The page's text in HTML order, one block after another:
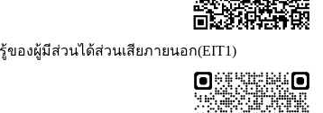
ของผู้มีส่วนได้ส่วนเสียภายนอก(EIT1)